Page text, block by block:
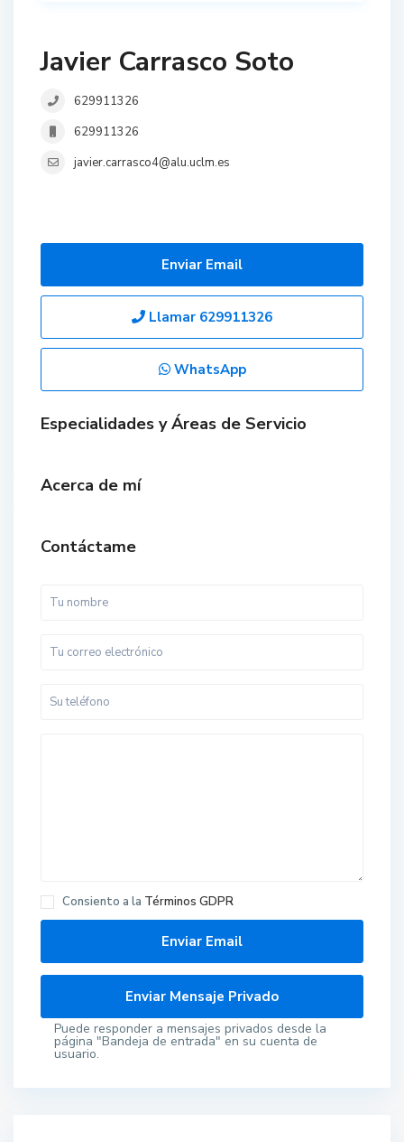
Javier Carrasco Soto
629911326
629911326
javier.carrasco4@alu.uclm.es
Enviar Email
Llamar 629911326
WhatsApp
Especialidades y Áreas de Servicio
Acerca de mí
Contáctame
Consiento a la Términos GDPR
Puede responder a mensajes privados desde la
página "Bandeja de entrada" en su cuenta de
usuario.